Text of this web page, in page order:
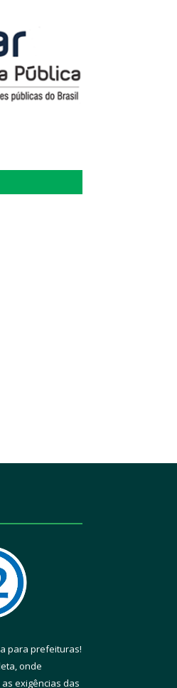
para prefeituras!
onde
exigências das